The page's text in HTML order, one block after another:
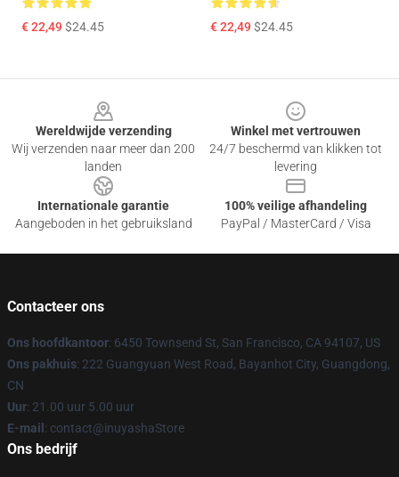
€ 22,49$24.45 € 22,49$24.45
Wereldwijde verzending
Wij verzenden naar meer dan 200
landen
Winkel met vertrouwen
24/7 beschermd van klikken tot
levering
Internationale garantie
Aangeboden in het gebruiksland
100% veilige afhandeling
PayPal / MasterCard / Visa
Contacteer ons
Ons hoofdkantoor: 6450 Townsend St, San Francisco, CA 94107, US
Ons pakhuis: 222 Guangyuan West Road, Bayanhot City, Guangdong,
CN
Uur: 21.00 uur 5.00 uur
E-mail : contact@inuyashaStore
Ons bedrijf